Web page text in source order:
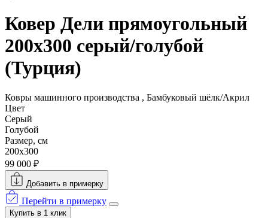
Ковер Дели прямоугольный
200x300 серый/голубой
(Турция)
Ковры машинного производства , Бамбуковый шёлк/Акрил
Цвет
Серый
Голубой
Размер, см
200x300
99 000 ₽
Добавить в примерку
Перейти в примерку
Купить в 1 клик